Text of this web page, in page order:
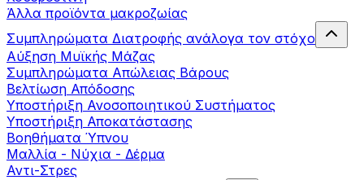
Άλλα προϊόντα μακροζωίας
Συμπληρώματα Διατροφής ανάλογα τον στόχο
Αύξηση Μυϊκής Μάζας
Συμπληρώματα Aπώλειας Βάρους
Βελτίωση Απόδοσης
Υποστήριξη Ανοσοποιητικού Συστήματος
Yποστήριξη Αποκατάστασης
Βοηθήματα Ύπνου
Μαλλία - Νύχια - Δέρμα
Αντι-Στρες